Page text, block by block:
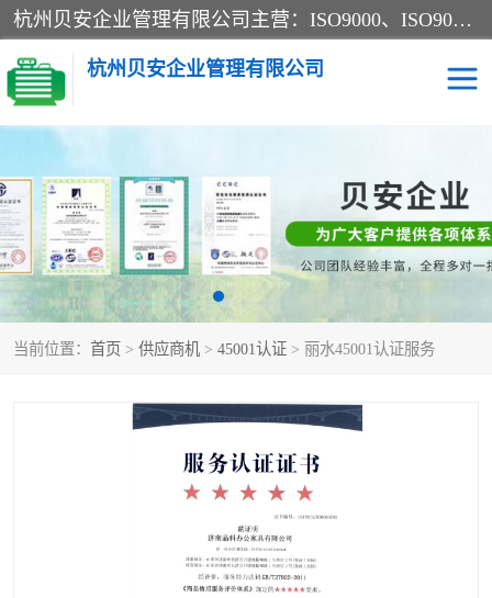
杭州贝安企业管理有限公司主营：ISO9000、ISO9000认证、ISO9001认证、ISO14000认证、ISO14001认证等系列企业认证服务。
杭州贝安企业管理有限公司
当前位置： 首页 > 供应商机 > 45001认证 > 丽水45001认证服务
CE认证 ISO13485认证
SA认证 CCC认证
OHSAS18001认证
45001认证